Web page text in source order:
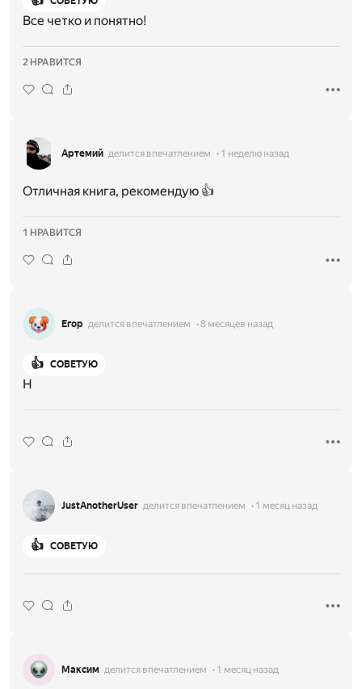
Все четко и понятно!
2 НРАВИТСЯ
Артемий делится впечатлением 1 неделю назад
Отличная книга, рекомендую 👍
1 НРАВИТСЯ
Егор делится впечатлением 8 месяцев назад
👍 СОВЕТУЮ
H
JustAnotherUser делится впечатлением 1 месяц назад
👍 СОВЕТУЮ
Максим делится впечатлением 1 месяц назад